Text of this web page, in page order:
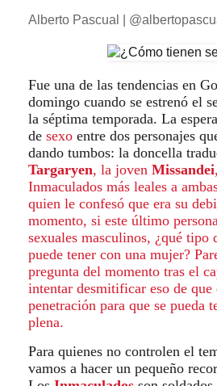
Alberto Pascual |
Fue una de las tendencias en
domingo cuando se estrenó el
la séptima temporada. La
de sexo entre dos personajes
dando tumbos: la doncella
Targaryen, la joven Missandei
Inmaculados más leales a
quien le confesó que era su
momento, si este último
sexuales masculinos, ¿qué tipo
puede tener con una mujer?
pregunta del momento tras el
intentar desmitificar eso de que
penetración para que se pueda
plena.
Para quienes no controlen el
vamos a hacer un pequeño